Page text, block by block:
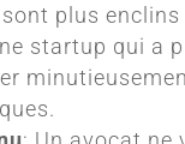
plus enclins
startup qui a